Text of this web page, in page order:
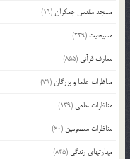
مسجد مقدس جمکران(19)
مسیحیت (229)
معارف قرآنی (855)
مناظرات علما و بزرگان(79)
مناظرات علمی (139)
مناظرات معصومین (60)
مهارتهای زندگی (845)